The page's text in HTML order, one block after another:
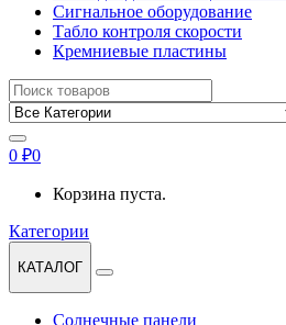
Сигнальное оборудование
Табло контроля скорости
Кремниевые пластины
Найти:
0 ₽0
Корзина пуста.
Категории
КАТАЛОГ
Солнечные панели